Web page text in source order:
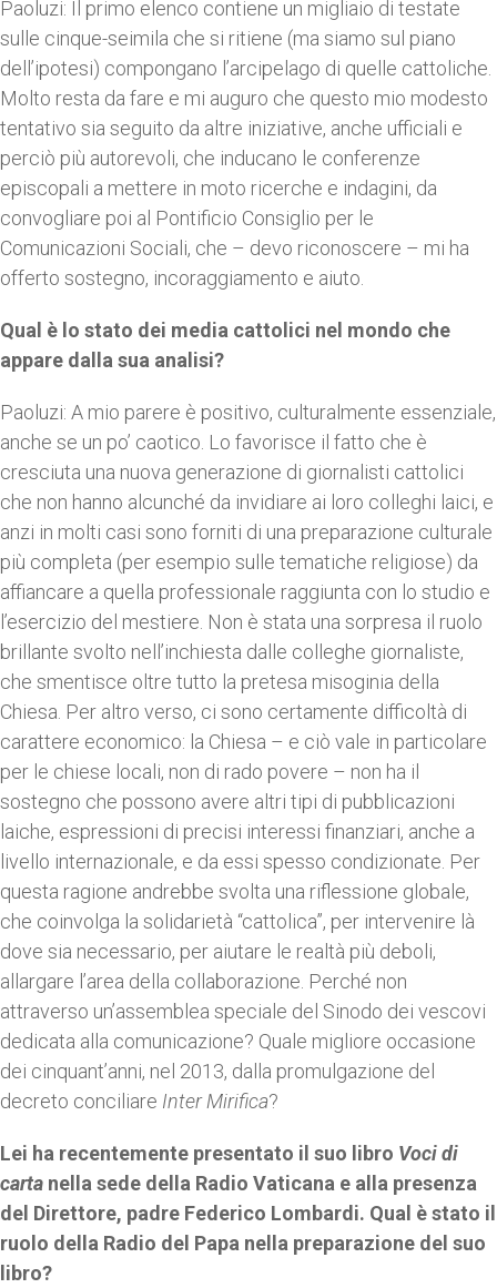
Paoluzi: Il primo elenco contiene un migliaio di testate
sulle cinque-seimila che si ritiene (ma siamo sul piano
dell’ipotesi) compongano l’arcipelago di quelle cattoliche.
Molto resta da fare e mi auguro che questo mio modesto
tentativo sia seguito da altre iniziative, anche ufficiali e
perciò più autorevoli, che inducano le conferenze
episcopali a mettere in moto ricerche e indagini, da
convogliare poi al Pontificio Consiglio per le
Comunicazioni Sociali, che – devo riconoscere – mi ha
offerto sostegno, incoraggiamento e aiuto.
Qual è lo stato dei media cattolici nel mondo che
appare dalla sua analisi?
Paoluzi: A mio parere è positivo, culturalmente essenziale,
anche se un po’ caotico. Lo favorisce il fatto che è
cresciuta una nuova generazione di giornalisti cattolici
che non hanno alcunché da invidiare ai loro colleghi laici, e
anzi in molti casi sono forniti di una preparazione culturale
più completa (per esempio sulle tematiche religiose) da
affiancare a quella professionale raggiunta con lo studio e
l’esercizio del mestiere. Non è stata una sorpresa il ruolo
brillante svolto nell’inchiesta dalle colleghe giornaliste,
che smentisce oltre tutto la pretesa misoginia della
Chiesa. Per altro verso, ci sono certamente difficoltà di
carattere economico: la Chiesa – e ciò vale in particolare
per le chiese locali, non di rado povere – non ha il
sostegno che possono avere altri tipi di pubblicazioni
laiche, espressioni di precisi interessi finanziari, anche a
livello internazionale, e da essi spesso condizionate. Per
questa ragione andrebbe svolta una riflessione globale,
che coinvolga la solidarietà “cattolica”, per intervenire là
dove sia necessario, per aiutare le realtà più deboli,
allargare l’area della collaborazione. Perché non
attraverso un’assemblea speciale del Sinodo dei vescovi
dedicata alla comunicazione? Quale migliore occasione
dei cinquant’anni, nel 2013, dalla promulgazione del
decreto conciliare Inter Mirifica?
Lei ha recentemente presentato il suo libro Voci di
carta nella sede della Radio Vaticana e alla presenza
del Direttore, padre Federico Lombardi. Qual è stato il
ruolo della Radio del Papa nella preparazione del suo
libro?